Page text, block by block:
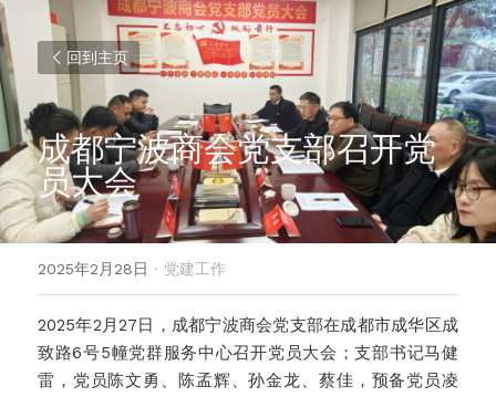
回到主页
成都宁波商会党支部召开党
员大会
2025年2月28日 · 党建工作
2025年2月27日，成都宁波商会党支部在成都市成华区成
致路6号5幢党群服务中心召开党员大会；支部书记马健
雷，党员陈文勇、陈孟辉、孙金龙、蔡佳，预备党员凌